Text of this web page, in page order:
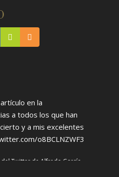
a todos los que han
y a mis excelentes
o8BCLNZWF3